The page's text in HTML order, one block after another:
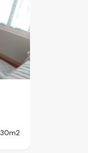
30m2